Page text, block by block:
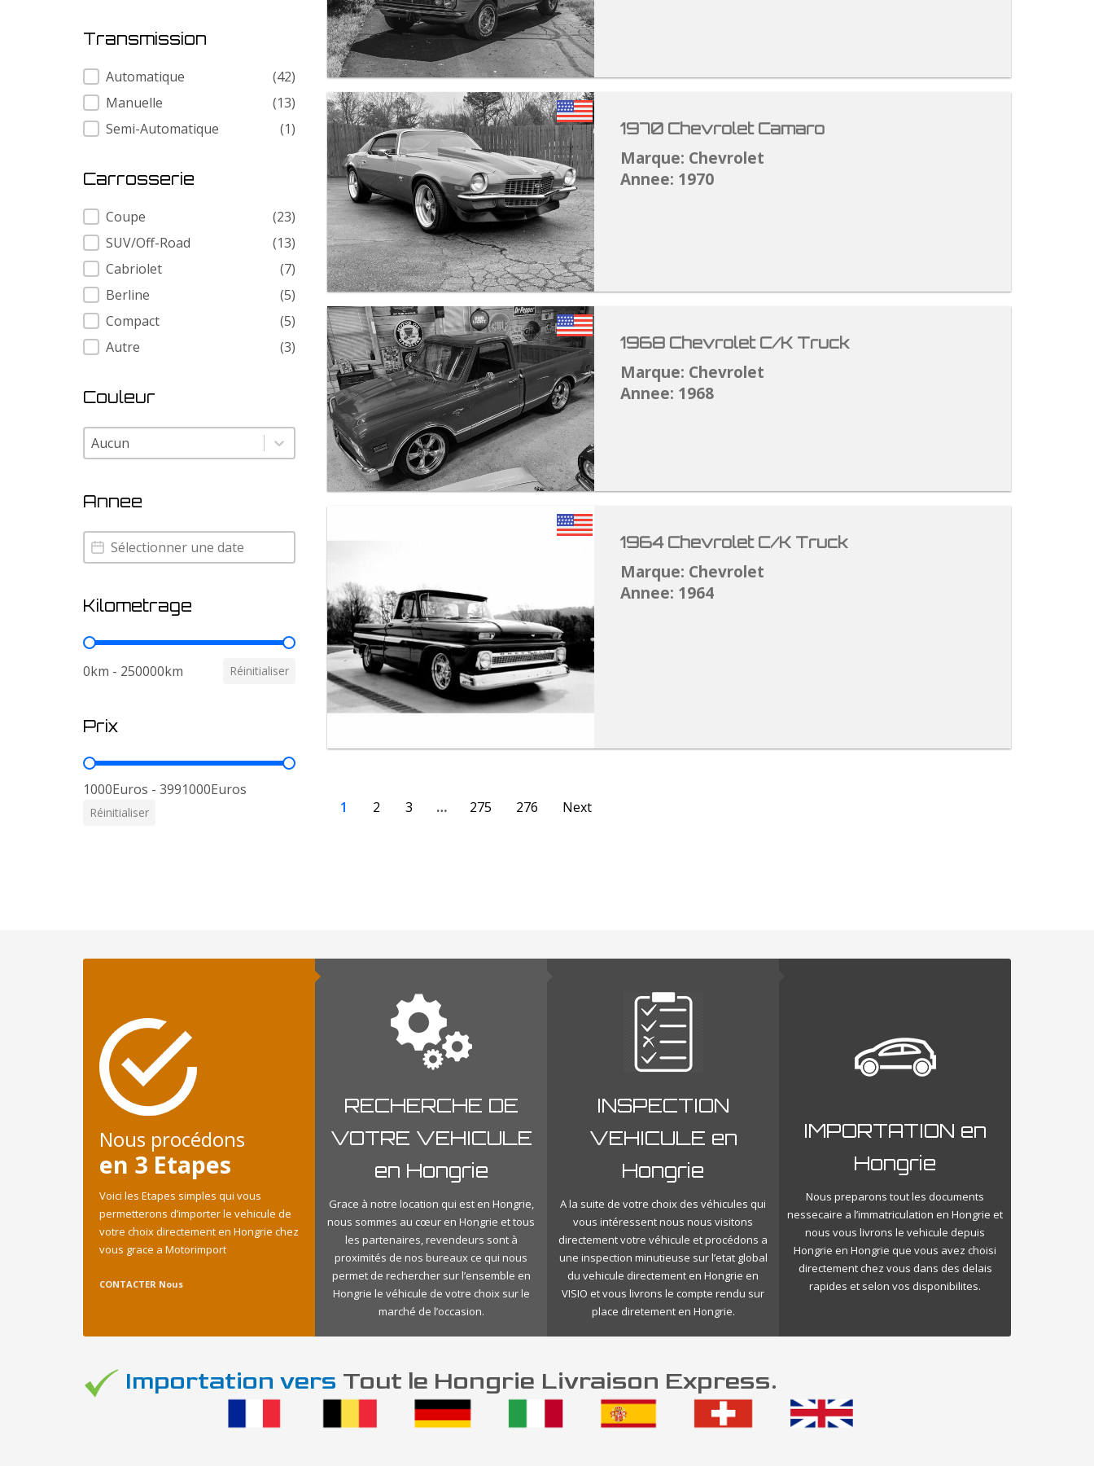
Transmission
Transmission
Automatique
(42)
Manuelle
(13)
Semi-Automatique
(1)
Carrosserie
Carrosserie
Coupe
(23)
SUV/Off-Road
(13)
Cabriolet
(7)
Berline
(5)
Compact
(5)
Autre
(3)
Couleur
Couleur
Couleur
Annee
Annee
Annee
Kilometrage
Kilometrage
0km - 250000km Réinitialiser
Prix
Prix
1000Euros - 3991000Euros
Réinitialiser
1970 Chevrolet Camaro
Marque: Chevrolet
Annee: 1970
1968 Chevrolet C/K Truck
Marque: Chevrolet
Annee: 1968
1964 Chevrolet C/K Truck
Marque: Chevrolet
Annee: 1964
1 2 3 … 275 276 Next
Nous procédons
en 3 Etapes
Voici les Etapes simples qui vous
permetterons d’importer le vehicule de
votre choix directement en Hongrie chez
vous grace a Motorimport
CONTACTER Nous
RECHERCHE DE
VOTRE VEHICULE
en Hongrie
Grace à notre location qui est en Hongrie,
nous sommes au cœur en Hongrie et tous
les partenaires, revendeurs sont à
proximités de nos bureaux ce qui nous
permet de rechercher sur l’ensemble en
Hongrie le véhicule de votre choix sur le
marché de l’occasion.
INSPECTION
VEHICULE en
Hongrie
A la suite de votre choix des véhicules qui
vous intéressent nous nous visitons
directement votre véhicule et procédons a
une inspection minutieuse sur l’etat global
du vehicule directement en Hongrie en
VISIO et vous livrons le compte rendu sur
place diretement en Hongrie.
IMPORTATION en
Hongrie
Nous preparons tout les documents
nessecaire a l’immatriculation en Hongrie et
nous vous livrons le vehicule depuis
Hongrie en Hongrie que vous avez choisi
directement chez vous dans des delais
rapides et selon vos disponibilites.
Importation vers Tout le Hongrie Livraison Express.